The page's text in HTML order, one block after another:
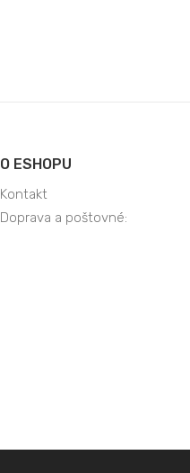
O ESHOPU
Kontakt
Doprava a poštovné: